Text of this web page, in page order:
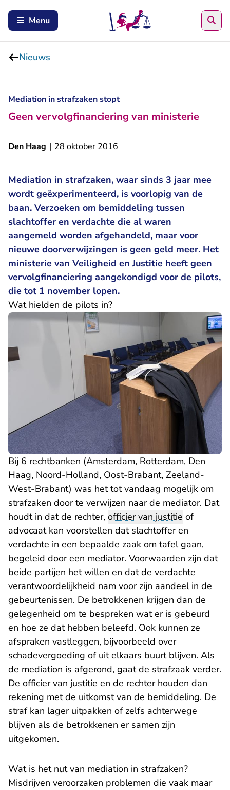
Menu
Nieuws
Mediation in strafzaken stopt
Geen vervolgfinanciering van ministerie
Den Haag | 28 oktober 2016
Mediation in strafzaken, waar sinds 3 jaar mee
wordt geëxperimenteerd, is voorlopig van de
baan. Verzoeken om bemiddeling tussen
slachtoffer en verdachte die al waren
aangemeld worden afgehandeld, maar voor
nieuwe doorverwijzingen is geen geld meer. Het
ministerie van Veiligheid en Justitie heeft geen
vervolgfinanciering aangekondigd voor de pilots,
die tot 1 november lopen.
Wat hielden de pilots in?
Bij 6 rechtbanken (Amsterdam, Rotterdam, Den
Haag, Noord-Holland, Oost-Brabant, Zeeland-
West-Brabant) was het tot vandaag mogelijk om
strafzaken door te verwijzen naar de mediator. Dat
houdt in dat de rechter, officier van justitie of
advocaat kan voorstellen dat slachtoffer en
verdachte in een bepaalde zaak om tafel gaan,
begeleid door een mediator. Voorwaarden zijn dat
beide partijen het willen en dat de verdachte
verantwoordelijkheid nam voor zijn aandeel in de
gebeurtenissen. De betrokkenen krijgen dan de
gelegenheid om te bespreken wat er is gebeurd
en hoe ze dat hebben beleefd. Ook kunnen ze
afspraken vastleggen, bijvoorbeeld over
schadevergoeding of uit elkaars buurt blijven. Als
de mediation is afgerond, gaat de strafzaak verder.
De officier van justitie en de rechter houden dan
rekening met de uitkomst van de bemiddeling. De
straf kan lager uitpakken of zelfs achterwege
blijven als de betrokkenen er samen zijn
uitgekomen.
Wat is het nut van mediation in strafzaken?
Misdrijven veroorzaken problemen die vaak maar